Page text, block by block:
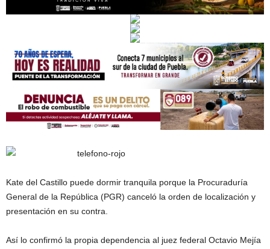
Kate del Castillo puede dormir tranquila porque la Procuraduría
General de la República (PGR) canceló la orden de localización y
presentación en su contra.
Así lo confirmó la propia dependencia al juez federal Octavio Mejía